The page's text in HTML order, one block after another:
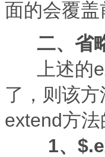
面的会覆盖
二、省
上述的
了，则该
extend方法
1、